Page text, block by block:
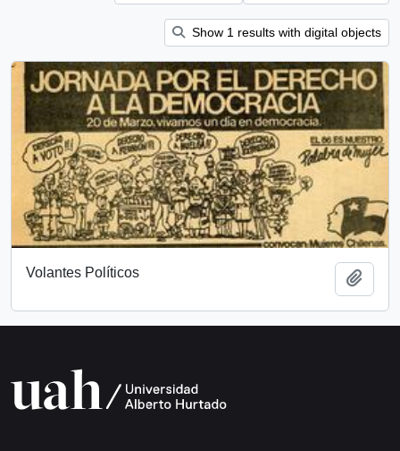
Show 1 results with digital objects
Volantes Políticos